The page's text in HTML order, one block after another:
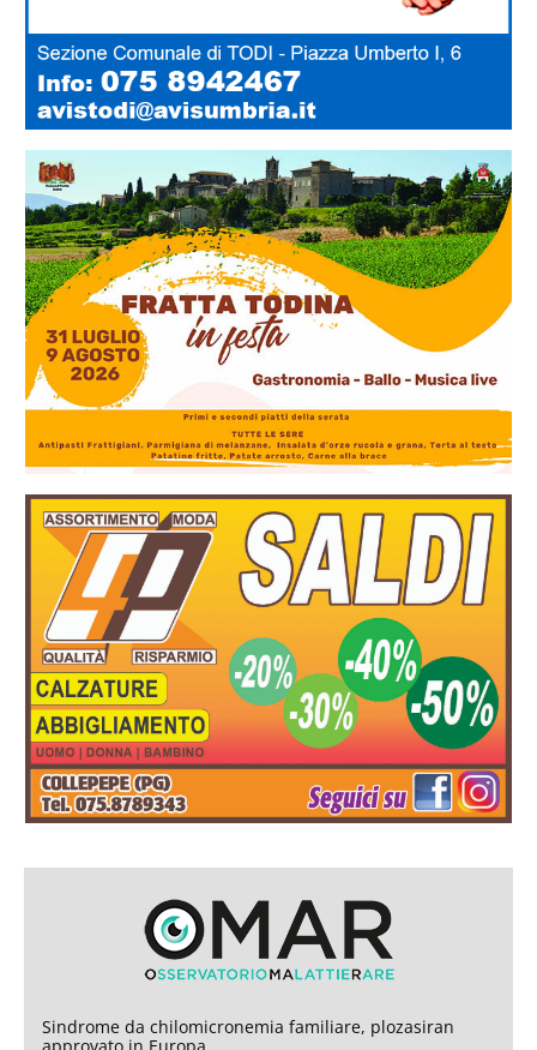
Sindrome da chilomicronemia familiare, plozasiran